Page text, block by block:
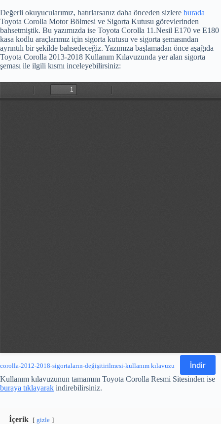
Değerli okuyucularımız, hatırlarsanız daha önceden sizlere burada
Toyota Corolla Motor Bölmesi ve Sigorta Kutusu görevlerinden
bahsetmiştik. Bu yazımızda ise Toyota Corolla 11.Nesil E170 ve E180
kasa kodlu araçlarımız için sigorta kutusu ve sigorta şemasından
ayrıntılı bir şekilde bahsedeceğiz. Yazımıza başlamadan önce aşağıda
Toyota Corolla 2013-2018 Kullanım Kılavuzunda yer alan sigorta
şeması ile ilgili kısmı inceleyebilirsiniz:
corolla-2012-2018-sigortaların-değişitirilmesi-kullanım kılavuzu İndir
Kullanım kılavuzunun tamamını Toyota Corolla Resmi Sitesinden ise
buraya tıklayarak indirebilirsiniz.
İçerik gizle